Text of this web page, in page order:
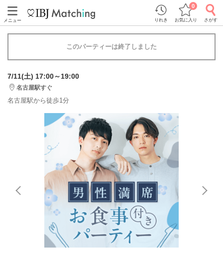
メニュー りれき お気に入り
0
さがす
このパーティーは終了しました
7/11(土) 17:00～19:00
名古屋駅すぐ
名古屋駅から徒歩1分